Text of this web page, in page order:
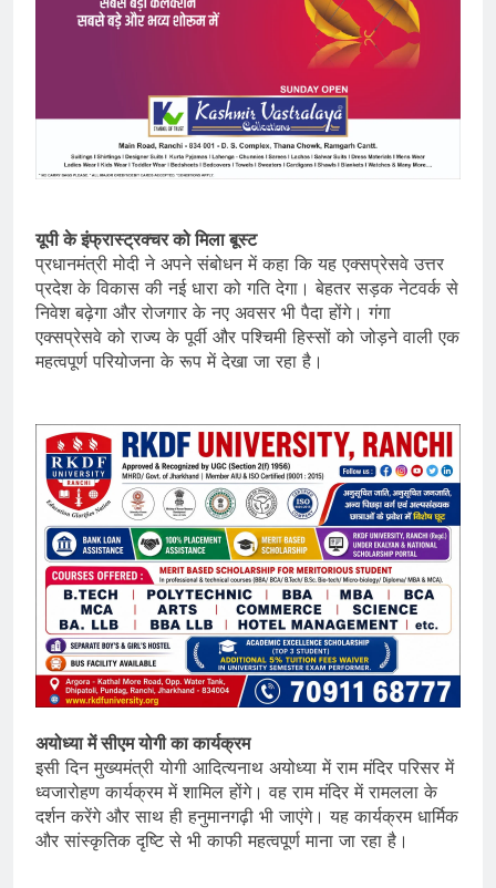
यूपी के इंफ्रास्ट्रक्चर को मिला बूस्ट
प्रधानमंत्री मोदी ने अपने संबोधन में कहा कि यह एक्सप्रेसवे उत्तर
प्रदेश के विकास की नई धारा को गति देगा। बेहतर सड़क नेटवर्क से
निवेश बढ़ेगा और रोजगार के नए अवसर भी पैदा होंगे। गंगा
एक्सप्रेसवे को राज्य के पूर्वी और पश्चिमी हिस्सों को जोड़ने वाली एक
महत्वपूर्ण परियोजना के रूप में देखा जा रहा है।
अयोध्या में सीएम योगी का कार्यक्रम
इसी दिन मुख्यमंत्री योगी आदित्यनाथ अयोध्या में राम मंदिर परिसर में
ध्वजारोहण कार्यक्रम में शामिल होंगे। वह राम मंदिर में रामलला के
दर्शन करेंगे और साथ ही हनुमानगढ़ी भी जाएंगे। यह कार्यक्रम धार्मिक
और सांस्कृतिक दृष्टि से भी काफी महत्वपूर्ण माना जा रहा है।